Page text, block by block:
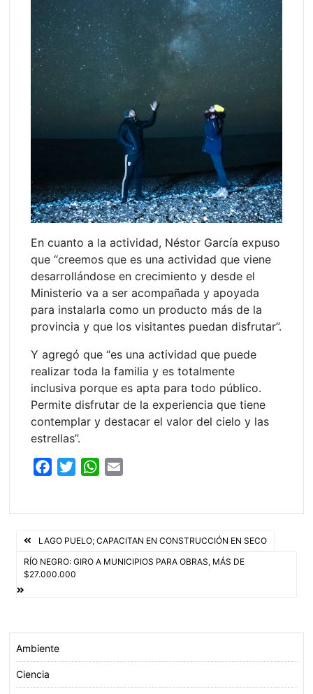
En cuanto a la actividad, Néstor García expuso
que “creemos que es una actividad que viene
desarrollándose en crecimiento y desde el
Ministerio va a ser acompañada y apoyada
para instalarla como un producto más de la
provincia y que los visitantes puedan disfrutar”.
Y agregó que “es una actividad que puede
realizar toda la familia y es totalmente
inclusiva porque es apta para todo público.
Permite disfrutar de la experiencia que tiene
contemplar y destacar el valor del cielo y las
estrellas”.
b
o
o
t
e
W
s
A
l
Navegación
de
entradas
LAGO PUELO; CAPACITAN EN CONSTRUCCIÓN EN SECO
RÍO NEGRO: GIRO A MUNICIPIOS PARA OBRAS, MÁS DE
$27.000.000
Ambiente
Ciencia